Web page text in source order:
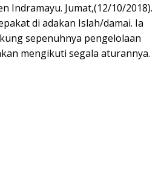
Indramayu. Jumat,(12/10/2018).
di adakan Islah/damai. Ia
sepenuhnya pengelolaan
mengikuti segala aturannya.